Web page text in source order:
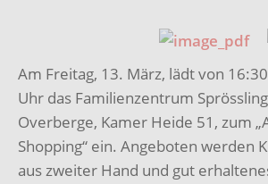
Am Freitag, 13. März, lädt von
Uhr das Familienzentrum
Overberge, Kamer Heide 51, zum
Shopping“ ein. Angeboten werden
aus zweiter Hand und gut